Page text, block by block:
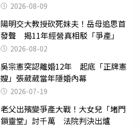
2026-08-09
陽明交大教授砍死妹夫！岳母追思首
發聲 揭11年經營真相駁「爭產」
2026-08-02
吳宗憲突認離婚12年 起底「正牌憲
嫂」張葳葳當年隱婚內幕
2026-07-19
老父出殯變爭產大戰！大女兒「堵門
鎖靈堂」討千萬 法院判決出爐